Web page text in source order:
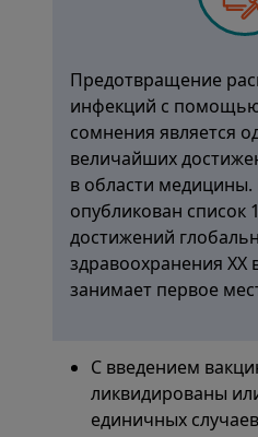
Предотвращение
инфекций с
сомнения является
величайших
в области медицины.
опубликован список
достижений
здравоохранения ХХ
занимает первое
С введением
ликвидированы
единичных